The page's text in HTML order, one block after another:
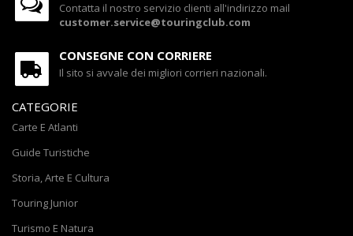
Contatta il nostro servizio clienti all'indirizzo mail
customer.service@touringclub.com
CONSEGNE CON CORRIERE
Il sito si avvale dei migliori corrieri nazionali.
CATEGORIE
Carte E Atlanti
Guide Turistiche
Storia, Arte E Cultura
Touring Junior
Turismo E Natura